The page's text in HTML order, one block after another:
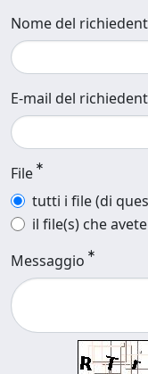
Nome del
E-mail del
File
tutti i file (di
il file(s) che
Messaggio